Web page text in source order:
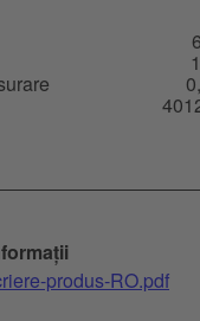
produs-RO.pdf